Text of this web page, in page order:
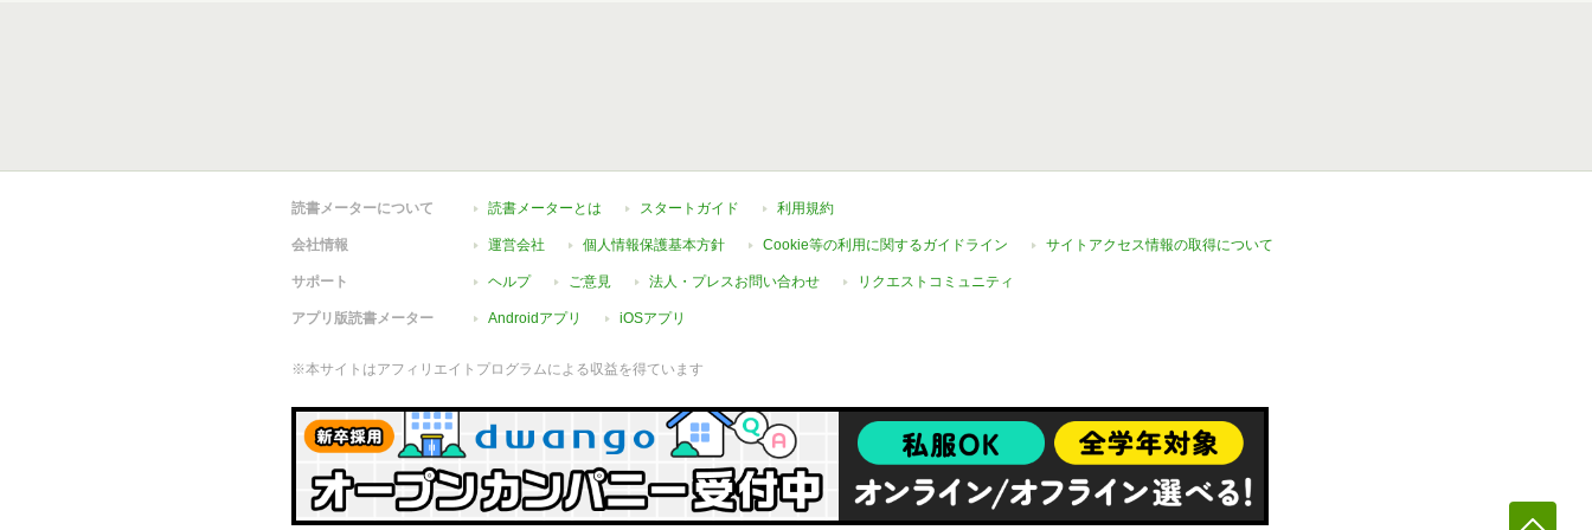
読書メーターについて 読書メーターとは スタートガイド 利用規約
会社情報 運営会社 個人情報保護基本方針 Cookie等の利用に関するガイドライン サイトアクセス情報の取得について
サポート ヘルプ ご意見 法人・プレスお問い合わせ リクエストコミュニティ
アプリ版読書メーター Androidアプリ iOSアプリ
※本サイトはアフィリエイトプログラムによる収益を得ています